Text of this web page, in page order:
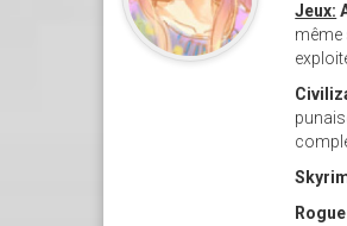
Jeux:
même